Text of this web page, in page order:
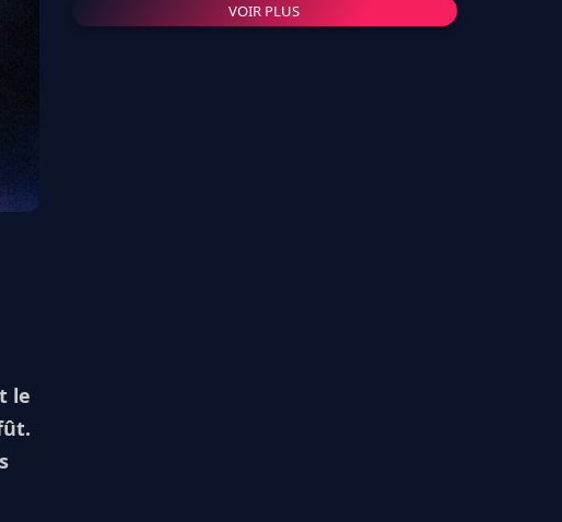
le
VOIR PLUS